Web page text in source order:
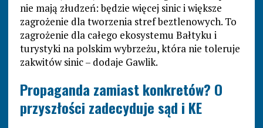
nie mają złudzeń: będzie więcej sinic i większe
zagrożenie dla tworzenia stref beztlenowych. To
zagrożenie dla całego ekosystemu Bałtyku i
turystyki na polskim wybrzeżu, która nie toleruje
zakwitów sinic – dodaje Gawlik.
Propaganda zamiast konkretów? O
przyszłości zadecyduje sąd i KE